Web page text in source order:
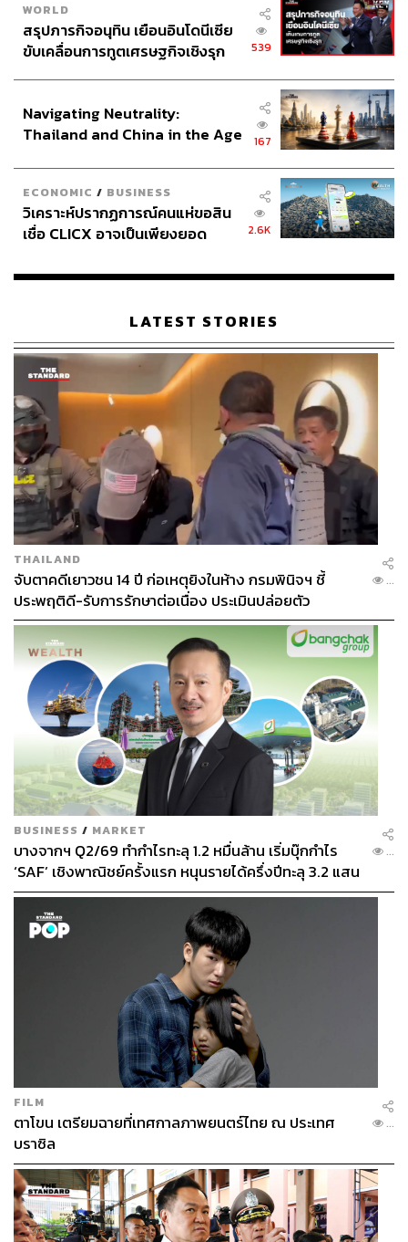
WORLD
สรุปภารกิจอนุทิน เยือนอินโดนีเซีย
ขับเคลื่อนการทูตเศรษฐกิจเชิงรุก
539
Navigating Neutrality:
Thailand and China in the Age
167
ECONOMIC / BUSINESS
วิเคราะห์ปรากฏการณ์คนแห่ขอสิน
เชื่อ CLICX อาจเป็นเพียงยอด
เรือนไทยที่ถูกซุกไว้
2.6K
LATEST STORIES
THAILAND
จับตาคดีเยาวชน 14 ปี ก่อเหตุยิงในห้าง กรมพินิจฯ ชี้
ประพฤติดี-รับการรักษาต่อเนื่อง ประเมินปล่อยตัว
...
BUSINESS / MARKET
บางจากฯ Q2/69 ทำกำไรทะลุ 1.2 หมื่นล้าน เริ่มบุ๊กกำไร
‘SAF’ เชิงพาณิชย์ครั้งแรก หนุนรายได้ครึ่งปีทะลุ 3.2 แสน
ล้าน
...
FILM
ตาโขน เตรียมฉายที่เทศกาลภาพยนตร์ไทย ณ ประเทศ
บราซิล
...